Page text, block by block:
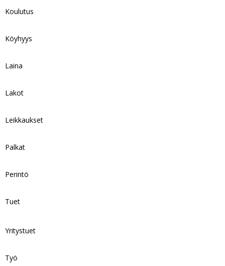
Koulutus
Köyhyys
Laina
Lakot
Leikkaukset
Palkat
Perintö
Tuet
Yritystuet
Työ